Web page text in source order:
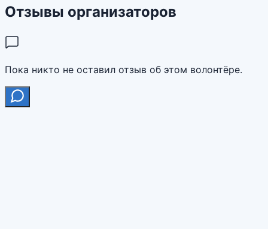
Отзывы организаторов
Пока никто не оставил отзыв об этом волонтёре.